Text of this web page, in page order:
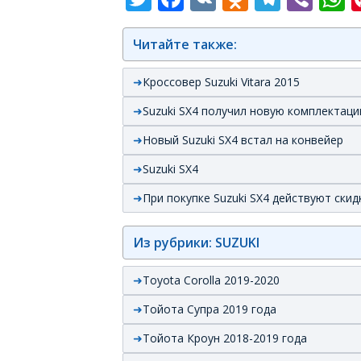
Читайте также:
Кроссовер Suzuki Vitara 2015
Suzuki SX4 получил новую
Новый Suzuki SX4 встал на конвейер
Suzuki SX4
При покупке Suzuki SX4 действуют
Из рубрики: SUZUKI
Toyota Corolla 2019-2020
Тойота Супра 2019 года
Тойота Кроун 2018-2019 года